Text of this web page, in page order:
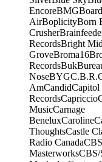
EncoreBMG
AirBoplicityBorn
Crusher
RecordsBright
GroveBroma16
RecordsBuk
NoseBYGC.B.R.
AmCandidCapitol
RecordsCapriccio
MusicCarnage
BeneluxCaroline
ThoughtsCastle
Radio CanadaCBS
MasterworksCBS/